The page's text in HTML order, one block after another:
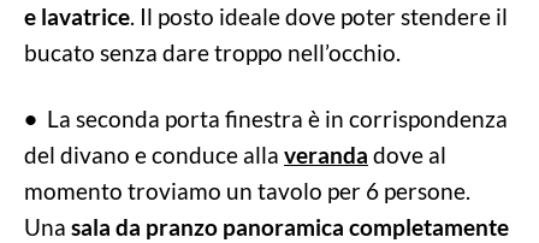
e lavatrice . Il posto ideale dove poter stendere il
bucato senza dare troppo nell’occhio.
• La seconda porta finestra è in corrispondenza
del divano e conduce alla veranda dove al
momento troviamo un tavolo per 6 persone.
Una sala da pranzo panoramica completamente